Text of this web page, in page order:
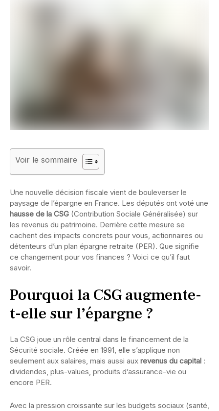
Voir le sommaire
Une nouvelle décision fiscale vient de bouleverser le
paysage de l’épargne en France. Les députés ont voté une
hausse de la CSG (Contribution Sociale Généralisée) sur
les revenus du patrimoine. Derrière cette mesure se
cachent des impacts concrets pour vous, actionnaires ou
détenteurs d’un plan épargne retraite (PER). Que signifie
ce changement pour vos finances ? Voici ce qu’il faut
savoir.
Pourquoi la CSG augmente-
t-elle sur l’épargne ?
La CSG joue un rôle central dans le financement de la
Sécurité sociale. Créée en 1991, elle s’applique non
seulement aux salaires, mais aussi aux revenus du capital :
dividendes, plus-values, produits d’assurance-vie ou
encore PER.
Avec la pression croissante sur les budgets sociaux (santé,